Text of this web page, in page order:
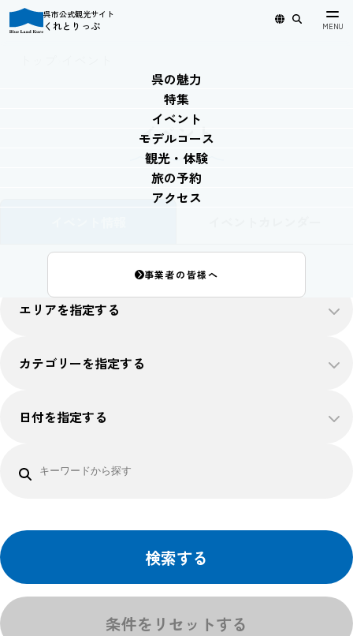
呉市公式観光サイト
くれとりっぷ
呉の魅力
特集
イベント
モデルコース
観光・体験
旅の予約
アクセス
事業者の皆様へ
イベント
エリアを指定する
カテゴリーを指定する
日付を指定する
検索する
条件をリセットする